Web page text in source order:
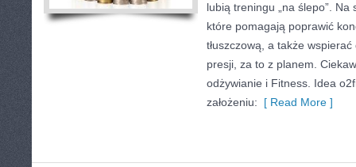
lubią treningu „na ślepo”.
które pomagają poprawić
tłuszczową, a także
presji, za to z planem.
odżywianie i Fitness. Idea
założeniu: [ Read More ]